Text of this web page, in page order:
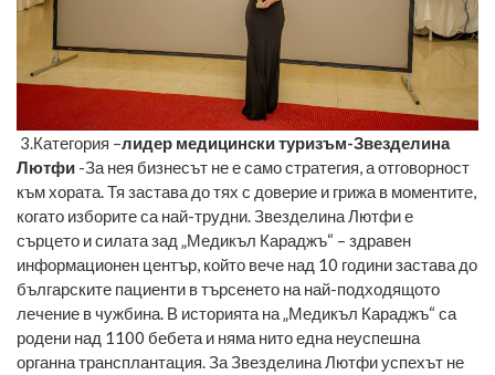
3.Категория –лидер медицински туризъм-Звезделина
Лютфи -За нея бизнесът не е само стратегия, а отговорност
към хората. Тя застава до тях с доверие и грижа в моментите,
когато изборите са най-трудни. Звезделина Лютфи е
сърцето и силата зад „Медикъл Караджъ“ – здравен
информационен център, който вече над 10 години застава до
българските пациенти в търсенето на най-подходящото
лечение в чужбина. В историята на „Медикъл Караджъ“ са
родени над 1100 бебета и няма нито една неуспешна
органна трансплантация. За Звезделина Лютфи успехът не